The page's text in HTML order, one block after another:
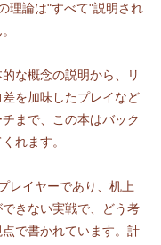
理論は"すべて"説明され
な概念の説明から、リ
を加味したプレイなど
まで、この本はバック
れます。
レイヤーであり、机上
きない実戦で、どう考
で書かれています。計